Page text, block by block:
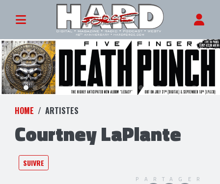
HOME ARTISTES
Courtney LaPlante
SUIVRE
PARTAGER